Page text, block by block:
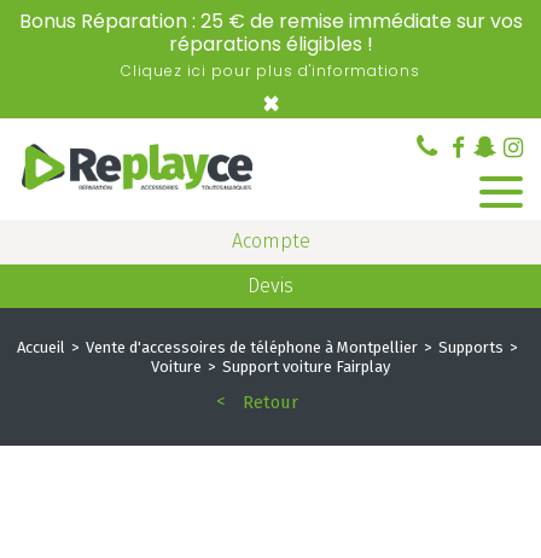
Bonus Réparation : 25 € de remise immédiate sur vos
réparations éligibles !
Cliquez ici pour plus d'informations
×
Acompte
Devis
Accueil Vente d'accessoires de téléphone à Montpellier
Supports
Voiture
Support voiture Fairplay
Retour